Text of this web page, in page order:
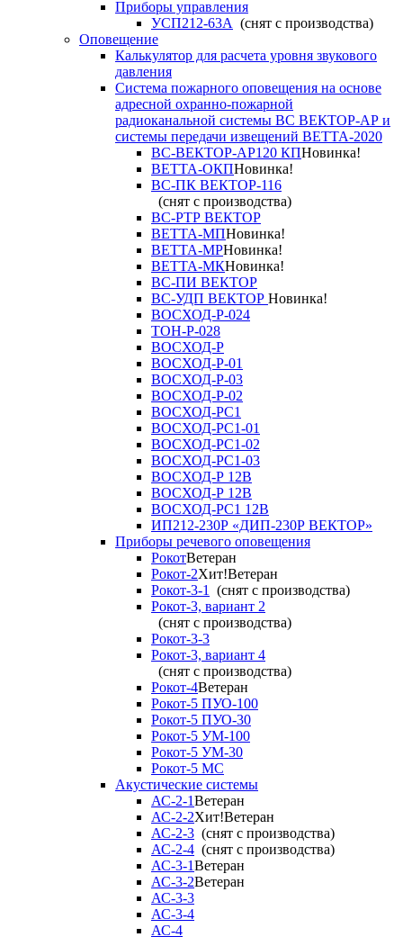
Приборы управления
УСП212-63А (снят с производства)
Оповещение
Калькулятор для расчета уровня звукового
давления
Система пожарного оповещения на основе
адресной охранно-пожарной
радиоканальной системы ВС ВЕКТОР-АР и
системы передачи извещений ВЕТТА-2020
ВС-ВЕКТОР-АР120 КПНовинка!
ВЕТТА-ОКПНовинка!
ВС-ПК ВЕКТОР-116
(снят с производства)
ВС-РТР ВЕКТОР
ВЕТТА-МПНовинка!
ВЕТТА-МРНовинка!
ВЕТТА-МКНовинка!
ВС-ПИ ВЕКТОР
ВС-УДП ВЕКТОР Новинка!
ВОСХОД-Р-024
ТОН-Р-028
ВОСХОД-Р
ВОСХОД-Р-01
ВОСХОД-Р-03
ВОСХОД-Р-02
ВОСХОД-РС1
ВОСХОД-РС1-01
ВОСХОД-РС1-02
ВОСХОД-РС1-03
ВОСХОД-Р 12В
ВОСХОД-Р 12В
ВОСХОД-РС1 12В
ИП212-230Р «ДИП-230Р ВЕКТОР»
Приборы речевого оповещения
РокотВетеран
Рокот-2Хит!Ветеран
Рокот-3-1
(снят с производства)
Рокот-3, вариант 2
(снят с производства)
Рокот-3-3
Рокот-3, вариант 4
(снят с производства)
Рокот-4Ветеран
Рокот-5 ПУО-100
Рокот-5 ПУО-30
Рокот-5 УМ-100
Рокот-5 УМ-30
Рокот-5 МС
Акустические системы
АС-2-1Ветеран
АС-2-2Хит!Ветеран
АС-2-3 (снят с производства)
АС-2-4 (снят с производства)
АС-3-1Ветеран
АС-3-2Ветеран
АС-3-3
АС-3-4
АС-4